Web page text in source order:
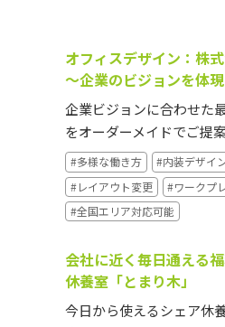
オフィスデザイン：株
～企業のビジョンを体
企業ビジョンに合わせた
をオーダーメイドでご提
#多様な働き方
#内装デザイ
#レイアウト変更
#ワークプ
#全国エリア対応可能
会社に近く毎日通える
休養室「とまり木」
今日から使えるシェア休